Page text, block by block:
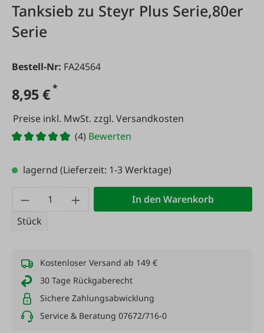
Tanksieb zu Steyr Plus Serie,80er
Serie
Bestell-Nr: FA24564
8,95 €*
Preise inkl. MwSt. zzgl. Versandkosten
(4) Bewerten
lagernd (Lieferzeit: 1-3 Werktage)
Produkt Anzahl: Gib den gewünschten
Stück
In den Warenkorb
Kostenloser Versand ab 149 €
30 Tage Rückgaberecht
Sichere Zahlungsabwicklung
Service & Beratung 07672/716-0